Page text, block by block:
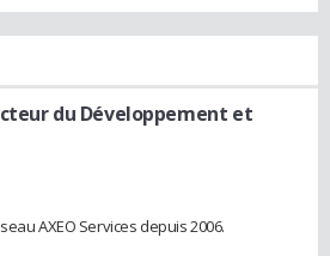
du Développement et
AXEO Services depuis 2006.